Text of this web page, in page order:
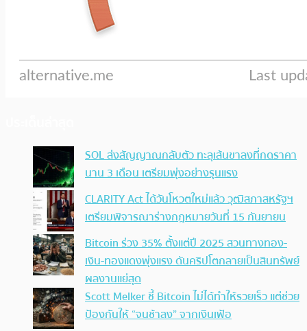
SOL ส่งสัญญาณกลับตัว ทะลุเส้นขาลงที่กดราคา
นาน 3 เดือน เตรียมพุ่งอย่างรุนแรง
CLARITY Act ได้วันโหวตใหม่แล้ว วุฒิสภาสหรัฐฯ
เตรียมพิจารณาร่างกฎหมายวันที่ 15 กันยายน
Bitcoin ร่วง 35% ตั้งแต่ปี 2025 สวนทางทอง-
เงิน-ทองแดงพุ่งแรง ดันคริปโตกลายเป็นสินทรัพย์
ผลงานแย่สุด
Scott Melker ชี้ Bitcoin ไม่ได้ทำให้รวยเร็ว แต่ช่วย
ป้องกันให้ “จนช้าลง” จากเงินเฟ้อ